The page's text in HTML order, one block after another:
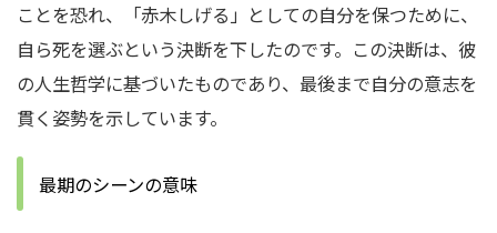
ことを恐れ、「赤木しげる」としての自分を保つために、
自ら死を選ぶという決断を下したのです。この決断は、彼
の人生哲学に基づいたものであり、最後まで自分の意志を
貫く姿勢を示しています。
最期のシーンの意味